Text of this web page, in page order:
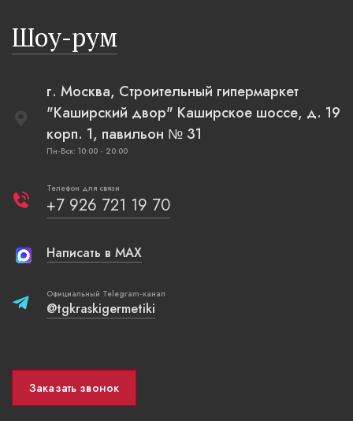
Шоу-рум
г. Москва, Строительный гипермаркет
"Каширский двор" Каширское шоссе, д. 19
корп. 1, павильон № 31
Пн-Вск: 10:00 - 20:00
Телефон для связи
+7 926 721 19 70
Написать в MAX
Официальный Telegram-канал
@tgkraskigermetiki
Заказать звонок